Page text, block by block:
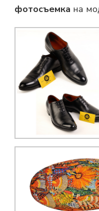
фотосъемка на